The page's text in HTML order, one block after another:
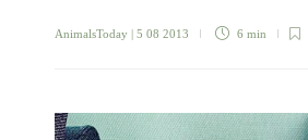
AnimalsToday | 5 08 2013 6 min